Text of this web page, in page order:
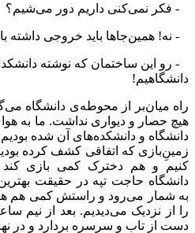
- فکر نمی‌کنی داریم دور می‌شیم؟
- نه! همین‌جاها باید خروجی داشته
- رو این ساختمان که نوشته
دانشگاهیم!
راه میان‌بر از محوطه‌ی دانشگاه
هیچ حصار و دیواری نداشت. ما به
دانشگاه و دانشکده‌های آن شده
زمینِ‌بازی که اتفاقی کشف کرده
کنیم و هم دخترک کمی بازی
دانشگاه حاجت تپه در حقیقت
به شمار می‌رود و راستش کمی هم
را از نزدیک می‌دیدیم. بعد از نیم
دست از تاب و سرسره بردارد و در